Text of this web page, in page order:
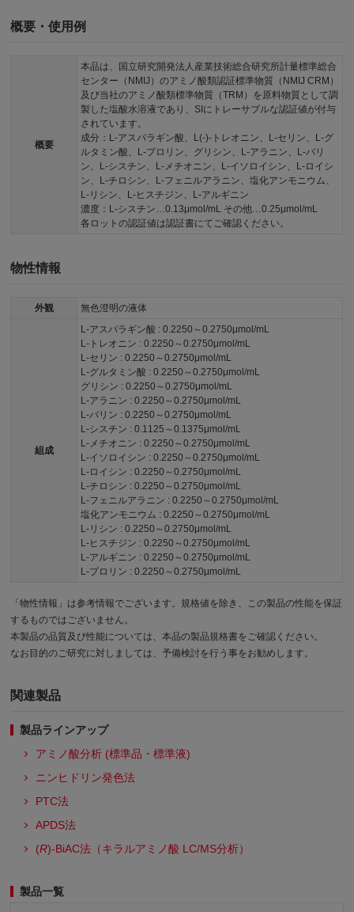
概要・使用例
概要
本品は、国立研究開発法人産業技術総合研究所計量標準総合
センター（NMIJ）のアミノ酸類認証標準物質（NMIJ CRM）
及び当社のアミノ酸類標準物質（TRM）を原料物質として調
製した塩酸水溶液であり、SIにトレーサブルな認証値が付与
されています。
成分：L-アスパラギン酸、L(-)-トレオニン、L-セリン、L-グ
ルタミン酸、L-プロリン、グリシン、L-アラニン、L-バリ
ン、L-シスチン、L-メチオニン、L-イソロイシン、L-ロイシ
ン、L-チロシン、L-フェニルアラニン、塩化アンモニウム、
L-リシン、L-ヒスチジン、L-アルギニン
濃度：L-シスチン…0.13μmol/mL その他…0.25μmol/mL
各ロットの認証値は認証書にてご確認ください。
物性情報
外観 無色澄明の液体
組成
L-アスパラギン酸 : 0.2250～0.2750μmol/mL
L-トレオニン : 0.2250～0.2750μmol/mL
L-セリン : 0.2250～0.2750μmol/mL
L-グルタミン酸 : 0.2250～0.2750μmol/mL
グリシン : 0.2250～0.2750μmol/mL
L-アラニン : 0.2250～0.2750μmol/mL
L-バリン : 0.2250～0.2750μmol/mL
L-シスチン : 0.1125～0.1375μmol/mL
L-メチオニン : 0.2250～0.2750μmol/mL
L-イソロイシン : 0.2250～0.2750μmol/mL
L-ロイシン : 0.2250～0.2750μmol/mL
L-チロシン : 0.2250～0.2750μmol/mL
L-フェニルアラニン : 0.2250～0.2750μmol/mL
塩化アンモニウム : 0.2250～0.2750μmol/mL
L-リシン : 0.2250～0.2750μmol/mL
L-ヒスチジン : 0.2250～0.2750μmol/mL
L-アルギニン : 0.2250～0.2750μmol/mL
L-プロリン : 0.2250～0.2750μmol/mL
「物性情報」は参考情報でございます。規格値を除き、この製品の性能を保証
するものではございません。
本製品の品質及び性能については、本品の製品規格書をご確認ください。
なお目的のご研究に対しましては、予備検討を行う事をお勧めします。
関連製品
製品ラインアップ
アミノ酸分析 (標準品・標準液)
ニンヒドリン発色法
PTC法
APDS法
(R)-BiAC法（キラルアミノ酸 LC/MS分析）
製品一覧